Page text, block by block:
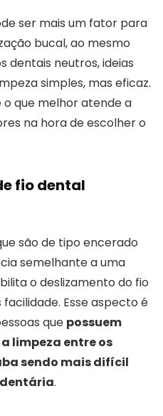
ser mais um fator para
bucal, ao mesmo
dentais neutros, ideias
simples, mas eficaz.
o que melhor atende a
na hora de escolher o
fio dental
são de tipo encerado
semelhante a uma
o deslizamento do fio
Esse aspecto é
que possuem
limpeza entre os
sendo mais difícil
.